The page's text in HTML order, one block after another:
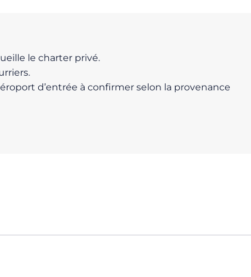
le charter privé.
d’entrée à confirmer selon la provenance